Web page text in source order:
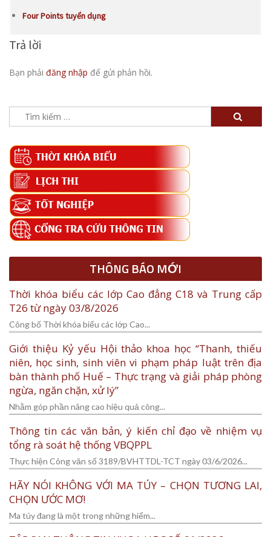
Four Points tuyển dụng
Trả lời
Bạn phải đăng nhập để gửi phản hồi.
kiếm
THÔNG BÁO MỚI
Thời khóa biểu các lớp Cao đẳng C18 và Trung cấp
T26 từ ngày 03/8/2026
Công bố Thời khóa biểu các lớp Cao...
Giới thiệu Kỷ yếu Hội thảo khoa học “Thanh, thiếu
niên, học sinh, sinh viên vi phạm pháp luật trên địa
bàn thành phố Huế – Thực trạng và giải pháp phòng
ngừa, ngăn chặn, xử lý”
Nhằm góp phần nâng cao hiệu quả công...
Thông tin các văn bản, ý kiến chỉ đạo về nhiệm vụ
tổng rà soát hệ thống VBQPPL
Thực hiện Công văn số 3189/BVHTTDL-TCT ngày 03/6/2026...
HÃY NÓI KHÔNG VỚI MA TÚY – CHỌN TƯƠNG LAI,
CHỌN ƯỚC MƠ!
Ma túy đang là một trong những hiểm...